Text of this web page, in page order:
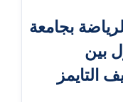
بجامعة
بين
التايمز